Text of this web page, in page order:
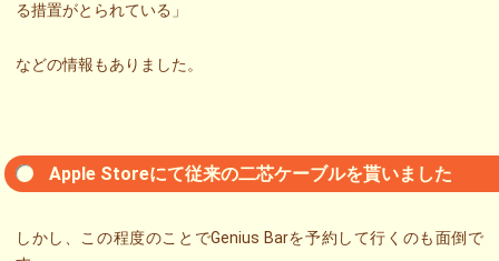
る措置がとられている」
などの情報もありました。
Apple Storeにて従来の二芯ケーブルを貰いました
しかし、この程度のことでGenius Barを予約して行くのも面倒で